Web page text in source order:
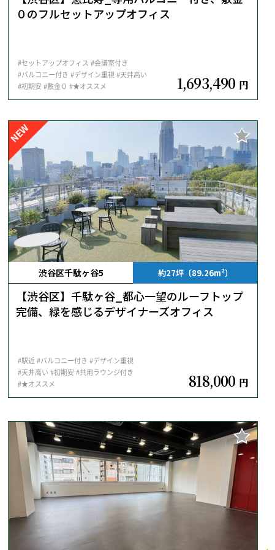
０のフルセットアップオフィス
#セットアップオフィス #会議室付き
#バルコニー付き #デザイン重視#天井高い
#初期安 #敷金０ #★オススメ 1,693,490 円
NEW
渋谷区千駄ヶ谷5 約27坪〔89.26m²〕
【渋谷区】千駄ヶ谷_都心一望のルーフトップ
完備、緑を感じるデザイナーズオフィス
#駅近 #バルコニー付き #デザイン重視
#天井高い #初期安 #共用ラウンジ付き
#★オススメ
818,000 円